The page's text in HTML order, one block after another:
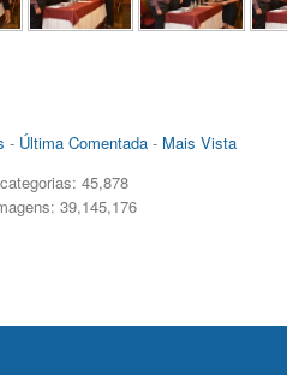
- Última Comentada- Mais Vista
45,878
39,145,176